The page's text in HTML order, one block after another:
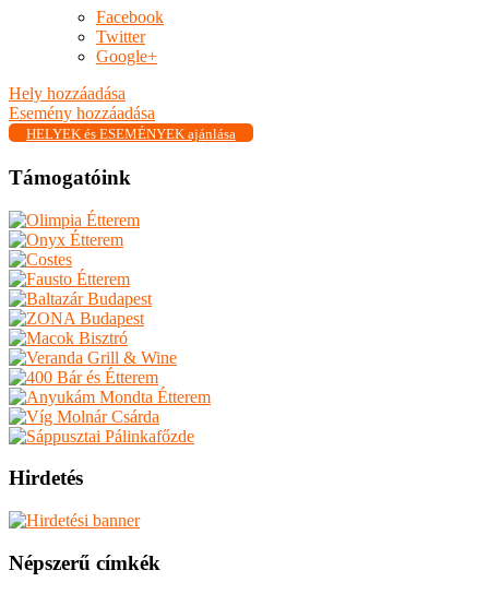
Facebook
Twitter
Google+
Hely hozzáadása
Esemény hozzáadása
HELYEK és ESEMÉNYEK ajánlása
Támogatóink
Hirdetés
Népszerű címkék